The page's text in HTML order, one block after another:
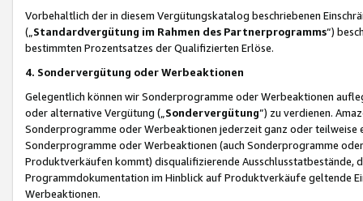
Vorbehaltlich der in diesem Vergütungskatalog beschriebenen
(„ Standardvergütung im Rahmen des Partnerprogramms“)
bestimmten Prozentsatzes der Qualifizierten Erlöse.
4. Sondervergütung oder Werbeaktionen
Gelegentlich können wir Sonderprogramme oder Werbeaktionen
oder alternative Vergütung („ Sondervergütung”) zu verdienen.
Sonderprogramme oder Werbeaktionen jederzeit ganz oder
Sonderprogramme oder Werbeaktionen (auch Sonderprogramme
Produktverkäufen kommt) disqualifizierende Ausschlusstatbestände,
Programmdokumentation im Hinblick auf Produktverkäufe geltende
Werbeaktionen.